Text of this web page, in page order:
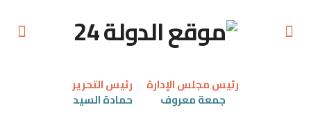
رئيس مجلس الإدارة
جمعة معروف
رئيس التحرير
حمادة السيد